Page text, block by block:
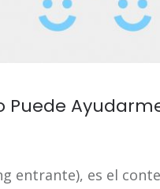
Puede
entrante), es el